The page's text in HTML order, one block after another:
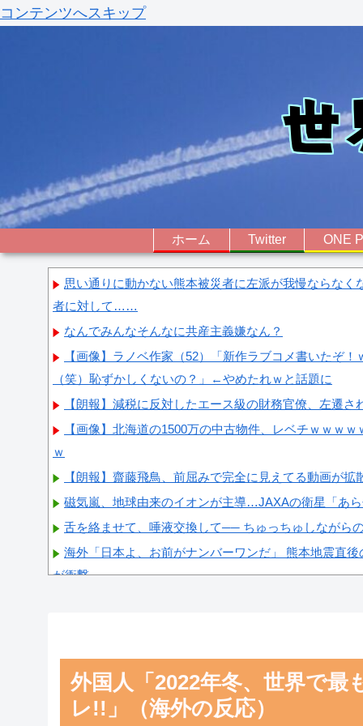
コンテンツへスキップ
ホーム Twitter ONE
思い通りに動かない熊本被災者に左派が我慢ならなく
者に対して……
なんでみんなそんなに共産主義嫌なん？
【画像】ラノベ作家（52）「新作ラブコメ書いたぞ
（笑）恥ずかしくないの？」←やめたれｗと話題に
【朗報】減税に反対したエース級の財務官僚、左遷さ
【画像】北海道の1500万の中古物件、レベチｗｗｗ
ｗ
【朗報】齋藤飛鳥、前屈みで完全に見えてる動画が
磁気嵐、地球由来のイオンが主導…JAXAの衛星「あ
舌を絡ませて、唾液交換して── ちゅっちゅしながら
海外「日本よ、お前がナンバーワンだ」 熊本地震直
が衝撃
Powered by livedoor 相互RSS
外国人「2022年冬、世界で
レ!!」（海外の反応）